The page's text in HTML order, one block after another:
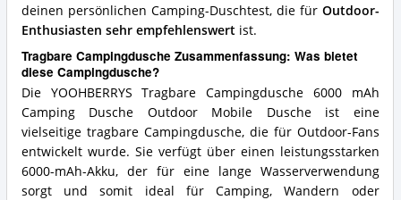
deinen persönlichen Camping-Duschtest, die für Outdoor-
Enthusiasten sehr empfehlenswertist.
Tragbare Campingdusche Zusammenfassung: Was bietet
diese Campingdusche?
Die YOOHBERRYS Tragbare Campingdusche 6000 mAh
Camping Dusche Outdoor Mobile Dusche ist eine
vielseitige tragbare Campingdusche, die für Outdoor-Fans
entwickelt wurde. Sie verfügt über einen leistungsstarken
6000-mAh-Akku, der für eine lange Wasserverwendung
sorgt und somit ideal für Camping, Wandern oder